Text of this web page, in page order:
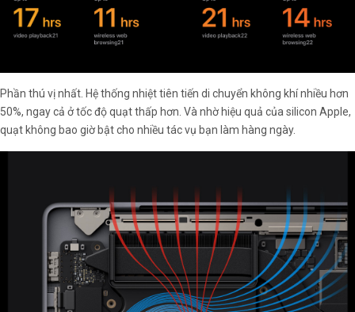
Phần thú vị nhất. Hệ thống nhiệt tiên tiến di chuyển không khí nhiều hơn
50%, ngay cả ở tốc độ quạt thấp hơn. Và nhờ hiệu quả của silicon Apple,
quạt không bao giờ bật cho nhiều tác vụ bạn làm hàng ngày.